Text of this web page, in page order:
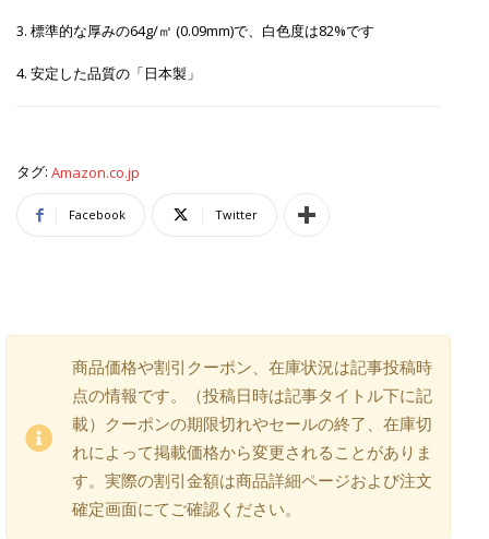
3. 標準的な厚みの64g/㎡ (0.09mm)で、白色度は82%です
4. 安定した品質の「日本製」
タグ: Amazon.co.jp
Facebook Twitter
商品価格や割引クーポン、在庫状況は記事投稿時
点の情報です。（投稿日時は記事タイトル下に記
載）クーポンの期限切れやセールの終了、在庫切
れによって掲載価格から変更されることがありま
す。実際の割引金額は商品詳細ページおよび注文
確定画面にてご確認ください。